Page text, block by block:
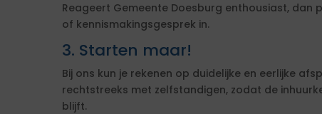
Reageert Gemeente Doesburg enthousiast, dan
of kennismakingsgesprek in.
3. Starten maar!
Bij ons kun je rekenen op duidelijke en eerlijke
rechtstreeks met zelfstandigen, zodat de
blijft.